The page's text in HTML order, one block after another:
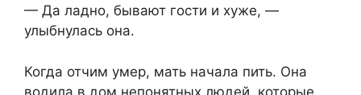
— Да ладно, бывают гости и хуже, —
улыбнулась она.
Когда отчим умер, мать начала пить. Она
водила в дом непонятных людей, которые